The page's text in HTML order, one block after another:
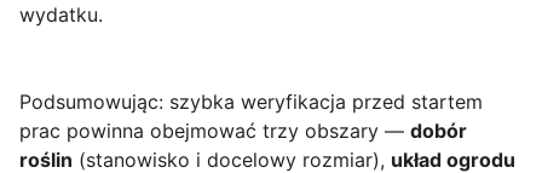
wydatku.
Podsumowując: szybka weryfikacja przed startem
prac powinna obejmować trzy obszary — dobór
roślin (stanowisko i docelowy rozmiar), układ ogrodu